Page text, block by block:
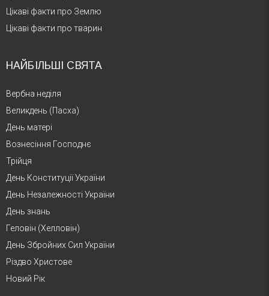
Цікаві факти про Землю
Цікаві факти про тварин
НАЙБІЛЬШІ СВЯТА
Вербна неділя
Великдень (Пасха)
День матері
Вознесіння Господнє
Трійця
День Конституції України
День Незалежності України
День знань
Геловін (Хелловін)
День Збройних Сил України
Різдво Христове
Новий Рік